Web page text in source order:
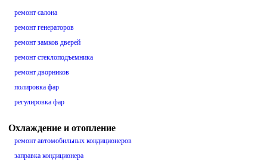
ремонт салона
ремонт генераторов
ремонт замков дверей
ремонт стеклоподъемника
ремонт дворников
полировка фар
регулировка фар
Охлаждение и отопление
ремонт автомобильных кондиционеров
заправка кондиционера